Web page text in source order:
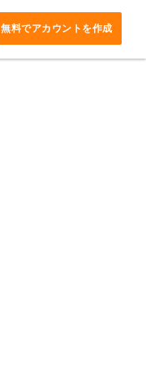
無料でアカウントを作成